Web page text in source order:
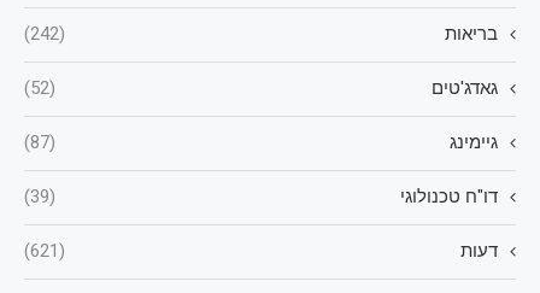
בריאות (242)
גאדג'טים (52)
גיימינג (87)
דו"ח טכנולוגי (39)
דעות (621)